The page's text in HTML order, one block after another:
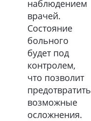
наблюдением
врачей.
Состояние
больного
будет под
контролем,
что позволит
предотвратить
возможные
осложнения.